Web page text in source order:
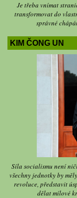
Je třeba vnímat
transformovat do
správné
KIM ČONG UN
Síla socialismu není
všechny jednotky by
revoluce, představit
dělat mílové